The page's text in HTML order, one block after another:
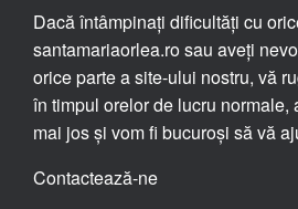
Dacă întâmpinați dificultăți cu
santamariaorlea.ro sau aveți
orice parte a site-ului nostru, vă
în timpul orelor de lucru normale,
mai jos și vom fi bucuroși să vă
Contactează-ne